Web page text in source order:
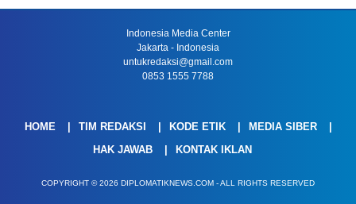
Indonesia Media Center
Jakarta - Indonesia
untukredaksi@gmail.com
0853 1555 7788
HOME TIM REDAKSI KODE ETIK
MEDIA SIBER
HAK JAWAB
KONTAK IKLAN
COPYRIGHT © 2026 DIPLOMATIKNEWS.COM - ALL RIGHTS RESERVED